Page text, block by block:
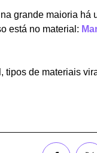
grande maioria há
está no material:
tipos de materiais